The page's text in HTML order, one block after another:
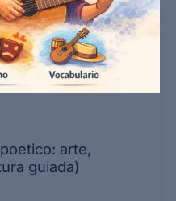
arte,
guiada)